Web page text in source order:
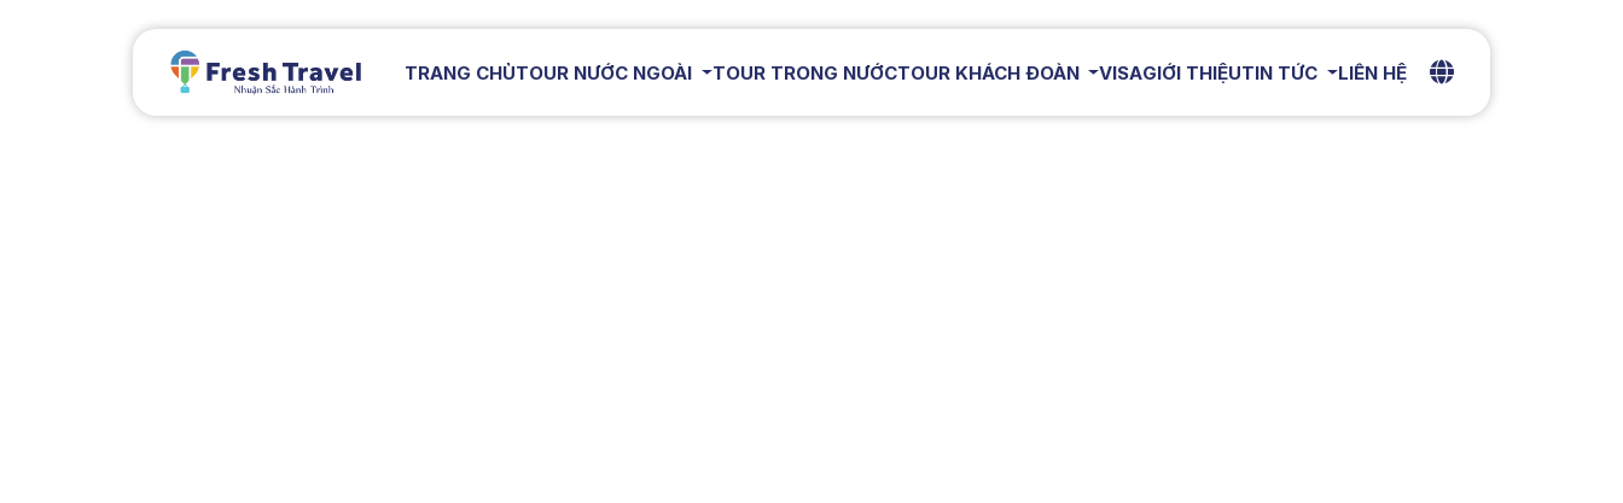
TRANG CHỦTOUR NƯỚC NGOÀI TOUR TRONG NƯỚCTOUR KHÁCH ĐOÀN VISAGIỚI THIỆUTIN TỨC LIÊN HỆ